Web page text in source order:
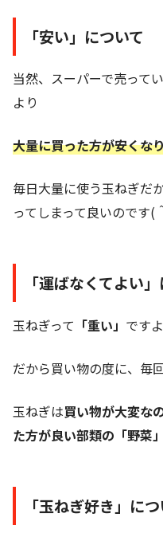
「安い」 について
当然、スーパーで売って
より
大量に買った方が安くな
毎日大量に使う玉ねぎだ
ってしまって良いのです(
「運ばなくてよい」
玉ねぎって 「重い」 です
だから買い物の度に、毎
玉ねぎは買い物が大変な
た方が良い部類の「野菜」
「玉ねぎ好き」 に